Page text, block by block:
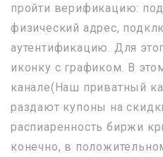
пройти верификацию:
физический адрес,
аутентификацию. Для
иконку с графиком. В
канале(Наш приватный
раздают купоны на
распиаренность биржи
конечно, в